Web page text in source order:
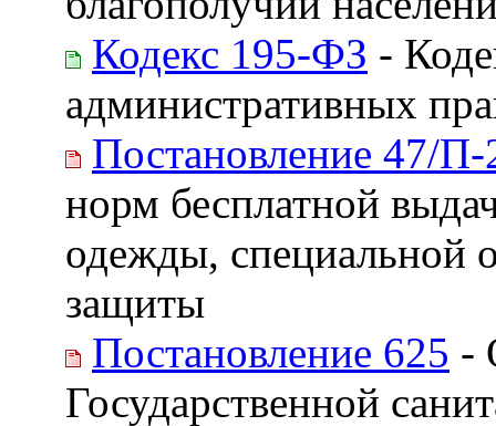
Кодекс 195-ФЗ -
административных
Постановление 47/П-
норм бесплатной
одежды, специальной
защиты
Постановление 625 -
Государственной